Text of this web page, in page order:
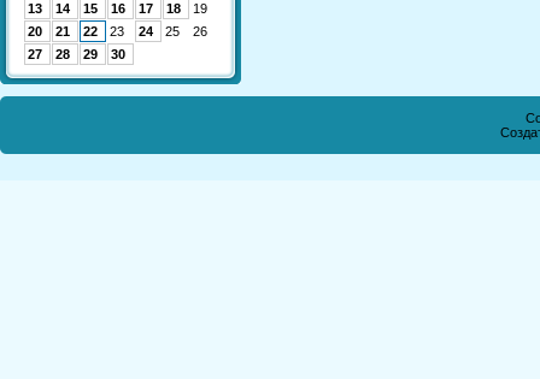
13
14 15 16 17 18
19
20
21 22 23 24 25
26
27
28 29 30